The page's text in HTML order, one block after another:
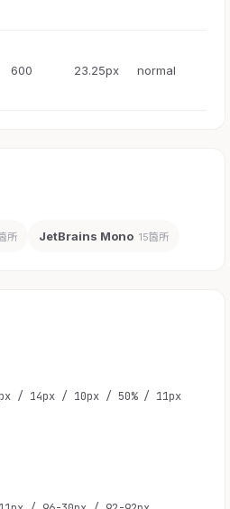
600 23.25px normal
所 JetBrains Mono 15箇所
/ 14px / 10px / 50% / 11px